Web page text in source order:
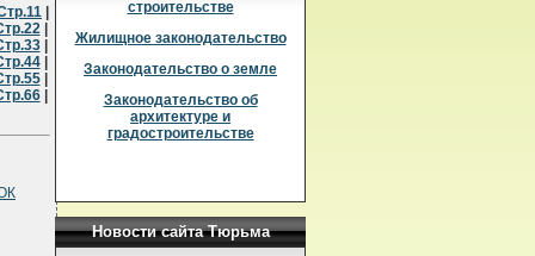
|
|
|
|
|
|
строительстве
Жилищное законодательство
Законодательство о земле
Законодательство об
архитектуре и
градостроительстве
Новости сайта Тюрьма